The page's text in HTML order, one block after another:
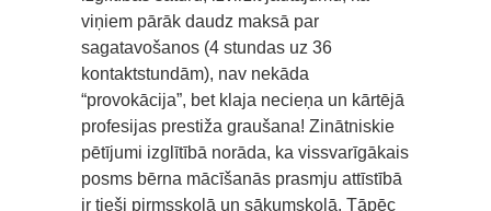
viņiem pārāk daudz maksā par
sagatavošanos (4 stundas uz 36
kontaktstundām), nav nekāda
“provokācija”, bet klaja necieņa un kārtējā
profesijas prestiža graušana! Zinātniskie
pētījumi izglītībā norāda, ka vissvarīgākais
posms bērna mācīšanās prasmju attīstībā
ir tieši pirmsskolā un sākumskolā. Tāpēc